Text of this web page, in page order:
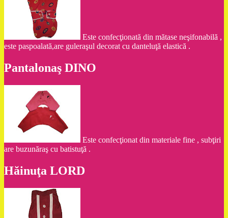
Este confecţionată din mătase neşifonabilă ,
este paspoalată,are guleraşul decorat cu danteluţă elastică .
Pantalonaş DINO
Este confecţionat din materiale fine , subţiri
are buzunăraş cu batistuţă .
Hăinuţa LORD